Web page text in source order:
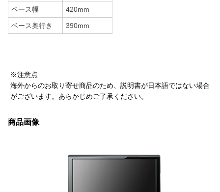
ベース幅 420mm
ベース奥行き 390mm
※注意点
海外からのお取り寄せ商品のため、説明書が日本語ではない場合
がございます。あらかじめご了承ください。
商品画像